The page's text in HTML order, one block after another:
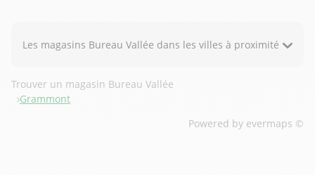
Les magasins Bureau Vallée dans les villes à proximité
Trouver un magasin Bureau Vallée
Grammont
Powered by evermaps ©